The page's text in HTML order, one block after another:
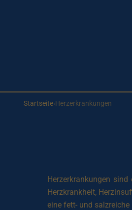
Startseite›Herzerkrankungen
Herzerkrankungen
Herzkrankheit,
eine fett- und salzreiche